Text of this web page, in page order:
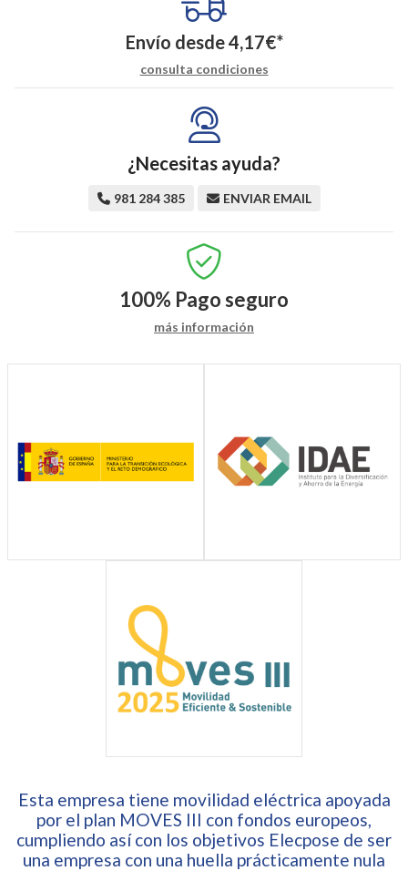
Envío desde4,17€*
consulta condiciones
¿Necesitas ayuda?
981 284 385 ENVIAR EMAIL
100% Pago seguro
más información
Esta empresa tiene movilidad eléctrica apoyada
por el plan MOVES III con fondos europeos,
cumpliendo así con los objetivos Elecpose de ser
una empresa con una huella prácticamente nula